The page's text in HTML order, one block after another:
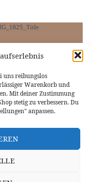
uns reibungslos
Warenkorb und
Mit deiner Zustimmung
stetig zu verbessern. Du
anpassen.
NICHT VORRÄTIG
Anycubic Mega S / Pro